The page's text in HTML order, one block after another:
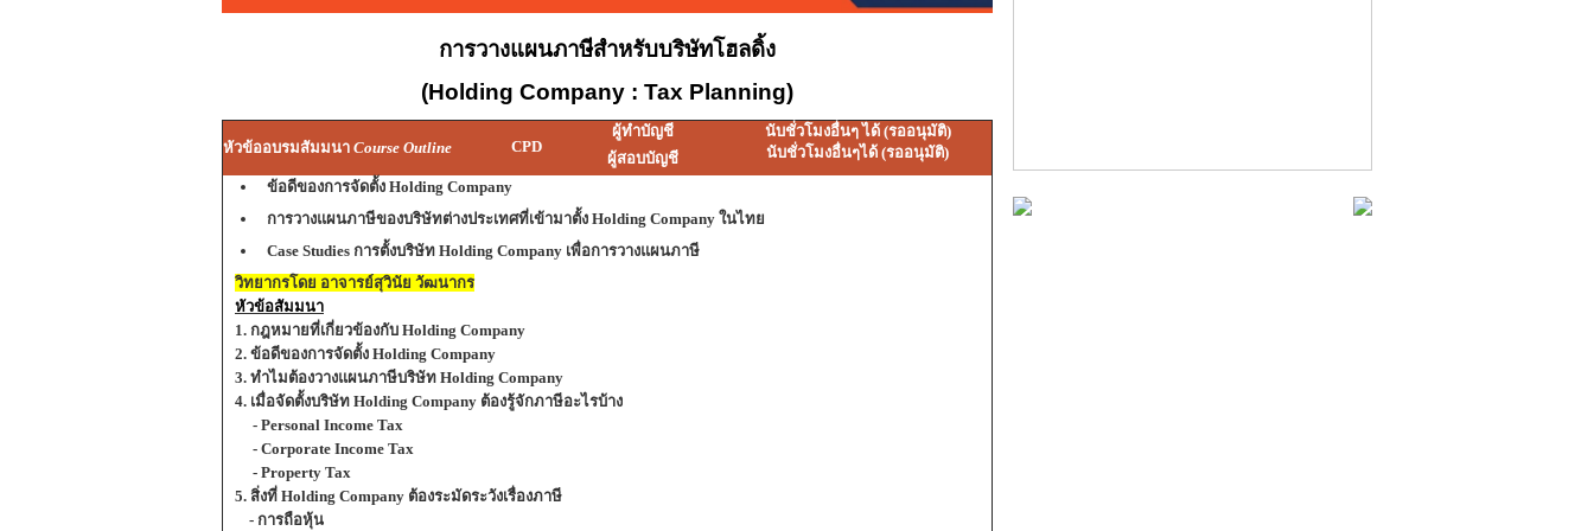
การวางแผนภาษีสำหรับบริษัทโฮลดิ้ง
(Holding Company : Tax Planning)
หัวข้ออบรมสัมมนา Course Outline CPD
ผู้ทำบัญชี
นับชั่วโมงอื่นๆ ได้ (รออนุมัติ)
ผู้สอบบัญชี
นับชั่วโมงอื่นๆได้ (รออนุมัติ)
ข้อดีของการจัดตั้ง Holding Company
การวางแผนภาษีของบริษัทต่างประเทศที่เข้ามาตั้ง Holding Company ในไทย
Case Studies การตั้งบริษัท Holding Company เพื่อการวางแผนภาษี
วิทยากรโดย อาจารย์สุวินัย วัฒนากร
หัวข้อสัมมนา
1. กฎหมายที่เกี่ยวข้องกับ Holding Company
2. ข้อดีของการจัดตั้ง Holding Company
3. ทำไมต้องวางแผนภาษีบริษัท Holding Company
4. เมื่อจัดตั้งบริษัท Holding Company ต้องรู้จักภาษีอะไรบ้าง
- Personal Income Tax
- Corporate Income Tax
- Property Tax
5. สิ่งที่ Holding Company ต้องระมัดระวังเรื่องภาษี
- การถือหุ้น